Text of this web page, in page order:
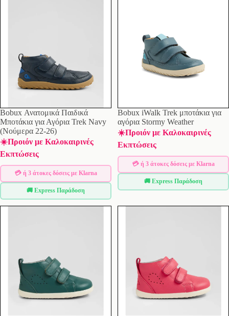
Bobux Ανατομικά Παιδικά
Μποτάκια για Αγόρια Trek Navy
(Νούμερα 22-26)
☀️Προιόν με Καλοκαιρινές
Εκπτώσεις
💳 ή 3 άτοκες δόσεις με Klarna
🚚 Express Παράδοση
Bobux iWalk Trek μποτάκια για
αγόρια Stormy Weather
☀️Προιόν με Καλοκαιρινές
Εκπτώσεις
💳 ή 3 άτοκες δόσεις με Klarna
🚚 Express Παράδοση